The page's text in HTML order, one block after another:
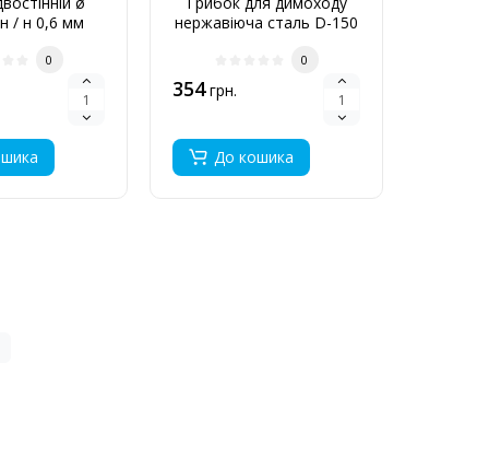
/ н 0,6 мм
0
нержавіюча сталь D-150
0
354грн.
До кошика